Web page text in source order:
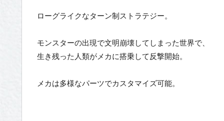
ローグライクなターン制ストラテジー。
モンスターの出現で文明崩壊してしまった世界で、
生き残った人類がメカに搭乗して反撃開始。
メカは多様なパーツでカスタマイズ可能。